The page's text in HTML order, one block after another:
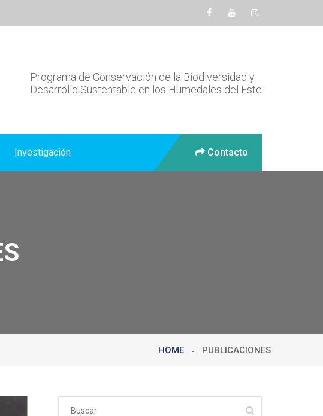
Programa de Conservación de la Biodiversidad y
Desarrollo Sustentable en los Humedales del Este
Investigación Contacto
HOME PUBLICACIONES